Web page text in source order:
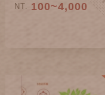
NT. 100~4,000